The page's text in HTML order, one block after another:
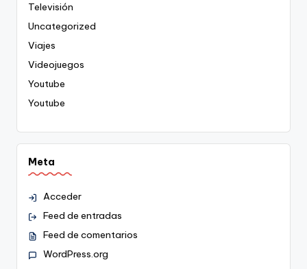
Televisión
Uncategorized
Viajes
Videojuegos
Youtube
Youtube
Meta
Acceder
Feed de entradas
Feed de comentarios
WordPress.org